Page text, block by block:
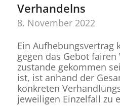
Verhandelns
8. November 2022
Ein Aufhebungsvertrag
gegen das Gebot fairen
zustande gekommen
ist, ist anhand der
konkreten
jeweiligen Einzelfall zu